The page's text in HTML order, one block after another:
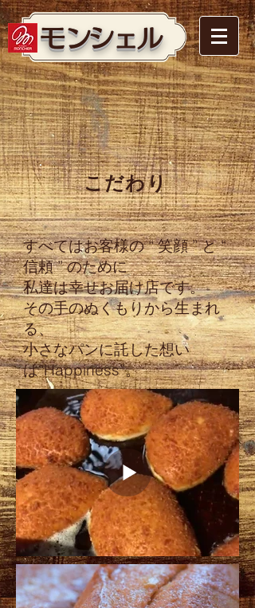
​モンシェル
​こだわり
すべてはお客様の “ 笑顔 ” と “
信頼 ” のために
私達は幸せお届け店です。
その手のぬくもりから生まれ
る、
小さなパンに託した想い
は“Happiness”。